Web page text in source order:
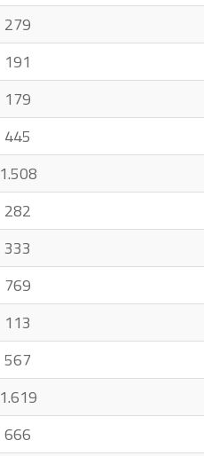
279
191
179
445
1.508
282
333
769
113
567
1.619
666